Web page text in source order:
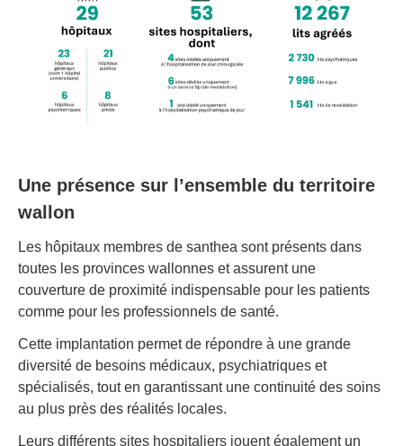
Une présence sur l’ensemble du territoire
wallon
Les hôpitaux membres de santhea sont présents dans
toutes les provinces wallonnes et assurent une
couverture de proximité indispensable pour les patients
comme pour les professionnels de santé.
Cette implantation permet de répondre à une grande
diversité de besoins médicaux, psychiatriques et
spécialisés, tout en garantissant une continuité des soins
au plus près des réalités locales.
Leurs différents sites hospitaliers jouent également un